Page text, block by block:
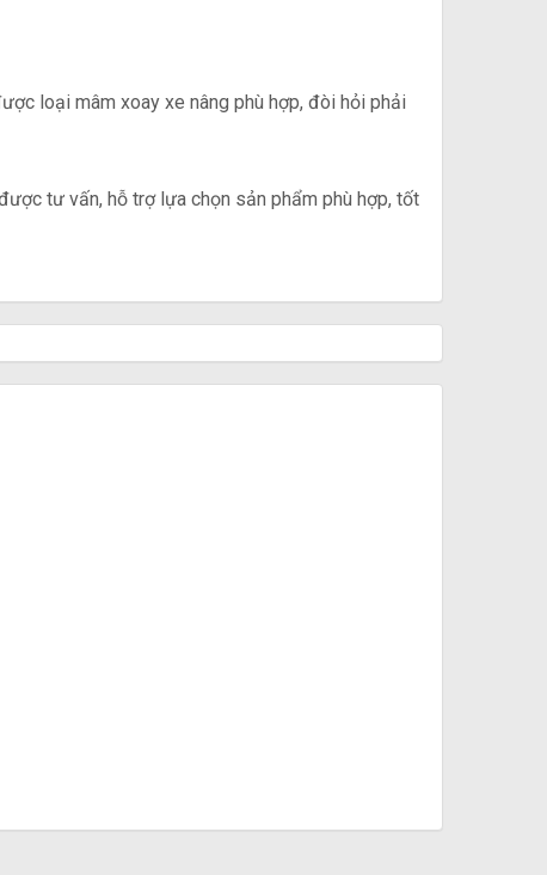
loại mâm xoay xe nâng phù hợp, đòi hỏi phải
tư vấn, hỗ trợ lựa chọn sản phẩm phù hợp, tốt